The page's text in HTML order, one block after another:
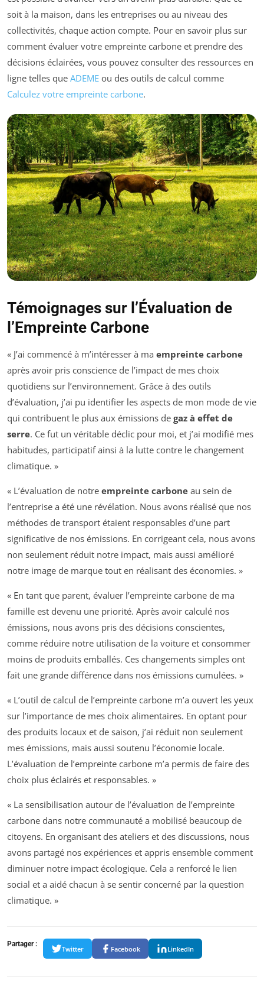
soit à la maison, dans les entreprises ou au niveau des
collectivités, chaque action compte. Pour en savoir plus sur
comment évaluer votre empreinte carbone et prendre des
décisions éclairées, vous pouvez consulter des ressources en
ligne telles que ADEME ou des outils de calcul comme
Calculez votre empreinte carbone.
Témoignages sur l’Évaluation de
l’Empreinte Carbone
« J’ai commencé à m’intéresser à ma empreinte carbone
après avoir pris conscience de l’impact de mes choix
quotidiens sur l’environnement. Grâce à des outils
d’évaluation, j’ai pu identifier les aspects de mon mode de vie
qui contribuent le plus aux émissions de gaz à effet de
serre. Ce fut un véritable déclic pour moi, et j’ai modifié mes
habitudes, participatif ainsi à la lutte contre le changement
climatique. »
« L’évaluation de notre empreinte carbone au sein de
l’entreprise a été une révélation. Nous avons réalisé que nos
méthodes de transport étaient responsables d’une part
significative de nos émissions. En corrigeant cela, nous avons
non seulement réduit notre impact, mais aussi amélioré
notre image de marque tout en réalisant des économies. »
« En tant que parent, évaluer l’empreinte carbone de ma
famille est devenu une priorité. Après avoir calculé nos
émissions, nous avons pris des décisions conscientes,
comme réduire notre utilisation de la voiture et consommer
moins de produits emballés. Ces changements simples ont
fait une grande différence dans nos émissions cumulées. »
« L’outil de calcul de l’empreinte carbone m’a ouvert les yeux
sur l’importance de mes choix alimentaires. En optant pour
des produits locaux et de saison, j’ai réduit non seulement
mes émissions, mais aussi soutenu l’économie locale.
L’évaluation de l’empreinte carbone m’a permis de faire des
choix plus éclairés et responsables. »
« La sensibilisation autour de l’évaluation de l’empreinte
carbone dans notre communauté a mobilisé beaucoup de
citoyens. En organisant des ateliers et des discussions, nous
avons partagé nos expériences et appris ensemble comment
diminuer notre impact écologique. Cela a renforcé le lien
social et a aidé chacun à se sentir concerné par la question
climatique. »
Partager :
Twitter Facebook LinkedIn